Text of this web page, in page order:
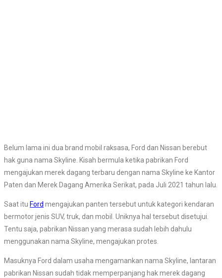
Belum lama ini dua brand mobil raksasa, Ford dan Nissan berebut
hak guna nama Skyline. Kisah bermula ketika pabrikan Ford
mengajukan merek dagang terbaru dengan nama Skyline ke Kantor
Paten dan Merek Dagang Amerika Serikat, pada Juli 2021 tahun lalu.
Saat itu Ford mengajukan panten tersebut untuk kategori kendaran
bermotor jenis SUV, truk, dan mobil. Uniknya hal tersebut disetujui.
Tentu saja, pabrikan Nissan yang merasa sudah lebih dahulu
menggunakan nama Skyline, mengajukan protes.
Masuknya Ford dalam usaha mengamankan nama Skyline, lantaran
pabrikan Nissan sudah tidak memperpanjang hak merek dagang